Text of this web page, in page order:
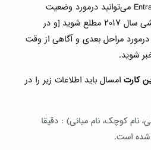
مراجعه به Entrant Status Check می‌توانید درمورد وضعیت
پذیرش پرونده‌تان در قرعه‌کشی سال ۲۰۱۷ مطلع شوید [و در
مراحل بعدی و آگاهی از وقت
شوید.
کارتامسال باید اطلاعات زیر را در
نام کوچک، نام میانی) : دقیقا
شده است.